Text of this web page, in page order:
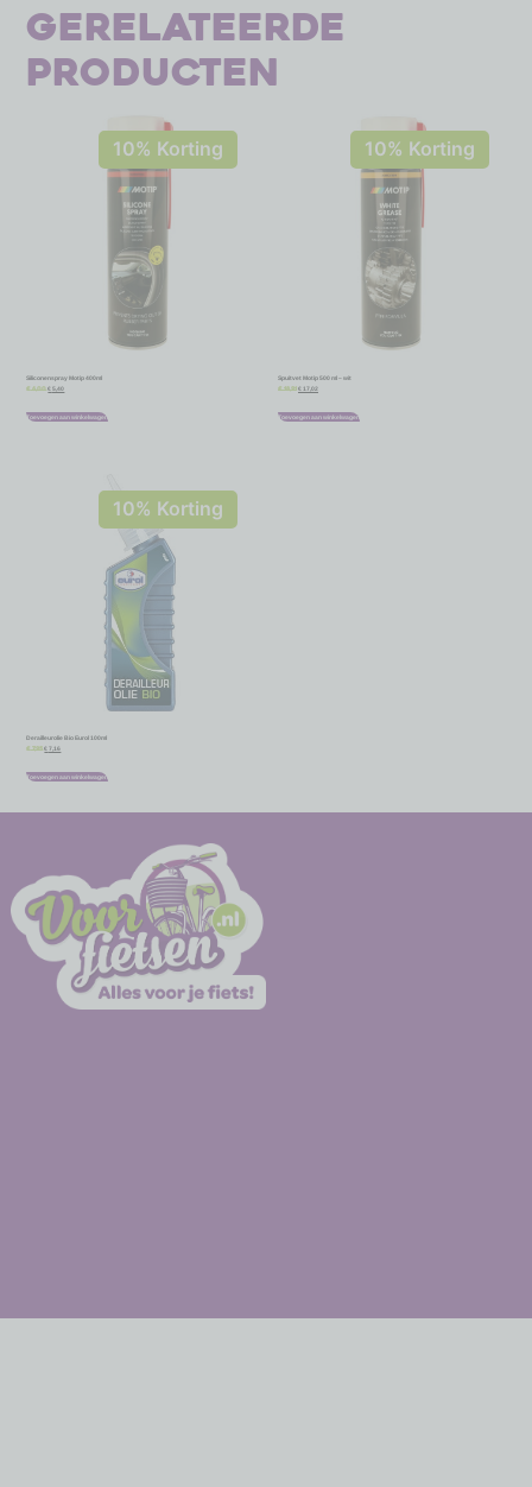
Gerelateerde
producten
10% Korting
Siliconenspray Motip 400ml
€6,00 € 5,40
Toevoegen aan winkelwagen
10% Korting
Spuitvet Motip 500 ml – wit
€ 18,91 € 17,02
Toevoegen aan winkelwagen
10% Korting
Derailleurolie Bio Eurol 100ml
€7,95 € 7,16
Toevoegen aan winkelwagen